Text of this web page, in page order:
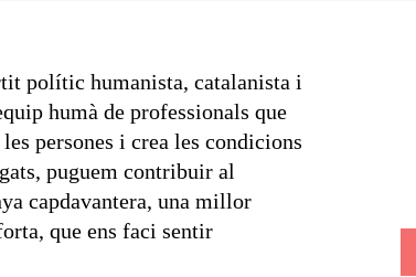
polític humanista, catalanista i
humà de professionals que
persones i crea les condicions
puguem contribuir al
capdavantera, una millor
que ens faci sentir